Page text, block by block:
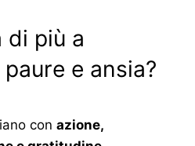
di più a
e ansia?
con azione,